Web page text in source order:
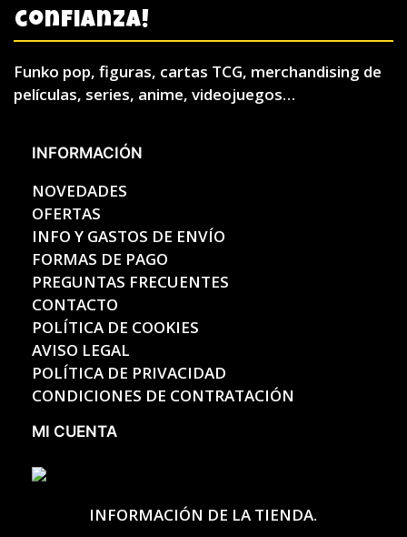
confianza!
Funko pop, figuras, cartas TCG, merchandising de
películas, series, anime, videojuegos…
INFORMACIÓN
NOVEDADES
OFERTAS
INFO Y GASTOS DE ENVÍO
FORMAS DE PAGO
PREGUNTAS FRECUENTES
CONTACTO
POLÍTICA DE COOKIES
AVISO LEGAL
POLÍTICA DE PRIVACIDAD
CONDICIONES DE CONTRATACIÓN
MI CUENTA
INFORMACIÓN DE LA TIENDA.